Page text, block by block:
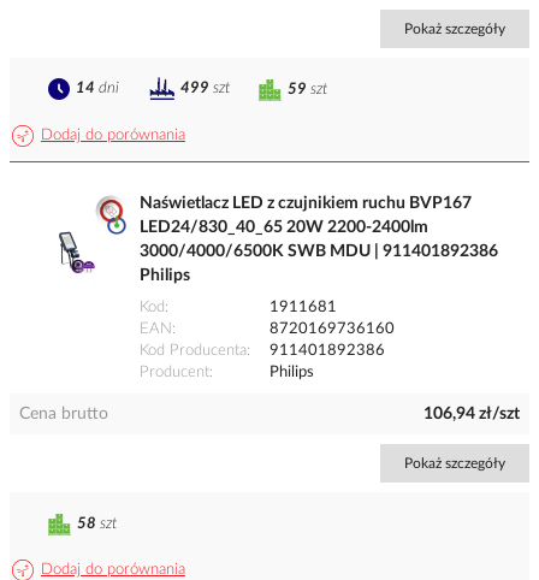
Pokaż szczegóły
Dodaj do porównania
59 szt
14 dni 499 szt
Naświetlacz LED z czujnikiem ruchu BVP167
LED24/830_40_65 20W 2200-2400lm
3000/4000/6500K SWB MDU | 911401892386
Philips
Kod
1911681
EAN
8720169736160
Kod Producenta
911401892386
Producent
Philips
Cena brutto 106,94 zł/szt
Pokaż szczegóły
Dodaj do porównania
58 szt